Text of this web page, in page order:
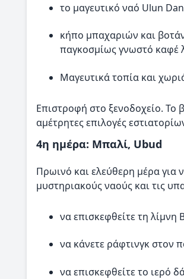
το μαγευτικό ναό Ulun
κήπο μπαχαριών και
παγκοσμίως γνωστό καφέ
Μαγευτικά τοπία και
Επιστροφή στο ξενοδοχείο. Το
αμέτρητες επιλογές
4η ημέρα: Μπαλί, Ubud
Πρωινό και ελεύθερη μέρα
μυστηριακούς ναούς και τις
να επισκεφθείτε τη
να κάνετε ράφτινγκ στον
να επισκεφθείτε το ιερό